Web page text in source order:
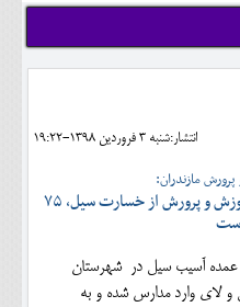
انتشار:شنبه 3 فروردين 1398-19:22
مازندران:
سهم بری آموزش و پرورش از خسارت سیل، ۷۵
عمده آسیب سیل در شهرستان
لای وارد مدارس شده و به